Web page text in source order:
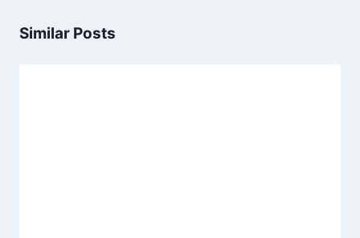
Similar Posts